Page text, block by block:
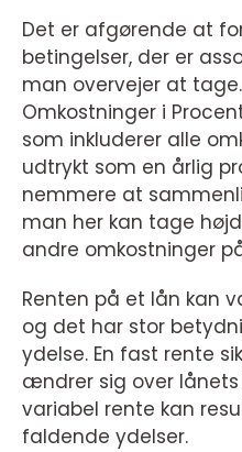
Det er afgørende at
betingelser, der er
man overvejer at
Omkostninger i
som inkluderer alle
udtrykt som en årlig
nemmere at
man her kan tage
andre omkostninger
Renten på et lån kan
og det har stor
ydelse. En fast rente
ændrer sig over
variabel rente kan
faldende ydelser.